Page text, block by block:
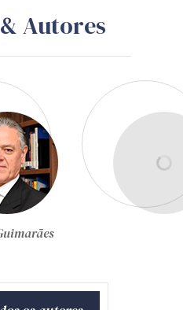
Autores
Moreira